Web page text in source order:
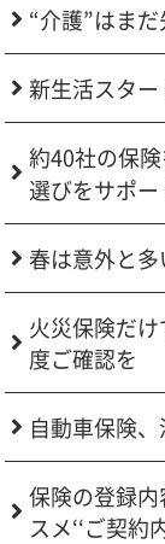
“介護”はま
新生活スタ
約40社の保
選びをサポ
春は意外と
火災保険だ
度ご確認を
自動車保険
保険の登録
スメ‘‘ご契約